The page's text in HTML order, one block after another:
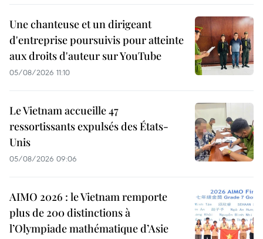
Une chanteuse et un dirigeant
d'entreprise poursuivis pour atteinte
aux droits d'auteur sur YouTube
05/08/2026 11:10
Le Vietnam accueille 47
ressortissants expulsés des États-
Unis
05/08/2026 09:06
AIMO 2026 : le Vietnam remporte
plus de 200 distinctions à
l’Olympiade mathématique d’Asie